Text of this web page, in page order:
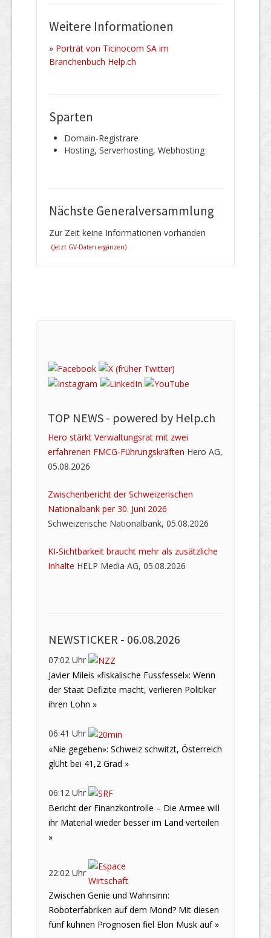
Weitere Informationen
» Porträt von Ticinocom SA im
Branchenbuch Help.ch
Sparten
Domain-Registrare
Hosting, Serverhosting, Webhosting
Nächste Generalversammlung
Zur Zeit keine Informationen vorhanden
(Jetzt GV-Daten ergänzen)
TOP NEWS - powered by Help.ch
Hero stärkt Verwaltungsrat mit zwei
erfahrenen FMCG-Führungskräften Hero AG,
05.08.2026
Zwischenbericht der Schweizerischen
Nationalbank per 30. Juni 2026
Schweizerische Nationalbank, 05.08.2026
KI-Sichtbarkeit braucht mehr als zusätzliche
Inhalte HELP Media AG, 05.08.2026
NEWSTICKER - 06.08.2026
07:02 Uhr
Javier Mileis «fiskalische Fussfessel»: Wenn
der Staat Defizite macht, verlieren Politiker
ihren Lohn »
06:41 Uhr
«Nie gegeben»: Schweiz schwitzt, Österreich
glüht bei 41,2 Grad »
06:12 Uhr
Bericht der Finanzkontrolle – Die Armee will
ihr Material wieder besser im Land verteilen
»
22:02 Uhr
Zwischen Genie und Wahnsinn:
Roboterfabriken auf dem Mond? Mit diesen
fünf kühnen Prognosen fiel Elon Musk auf »